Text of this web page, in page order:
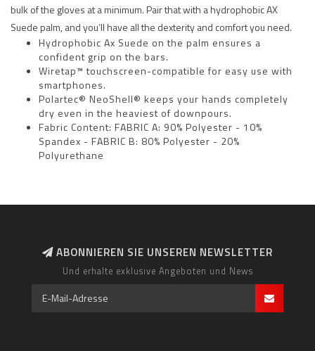
bulk of the gloves at a minimum. Pair that with a hydrophobic AX
Suede palm, and you’ll have all the dexterity and comfort you need.
Hydrophobic Ax Suede on the palm ensures a
confident grip on the bars.
Wiretap™ touchscreen-compatible for easy use with
smartphones.
Polartec® NeoShell® keeps your hands completely
dry even in the heaviest of downpours.
Fabric Content: FABRIC A: 90% Polyester - 10%
Spandex - FABRIC B: 80% Polyester - 20%
Polyurethane
ABONNIEREN SIE UNSEREN NEWSLETTER
Und erhalte exklusive Angeboten und News